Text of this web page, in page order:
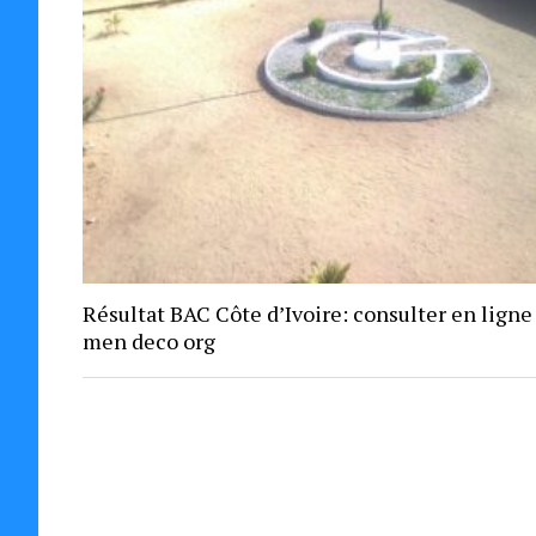
Résultat BAC Côte d’Ivoire: consulter en
men deco org